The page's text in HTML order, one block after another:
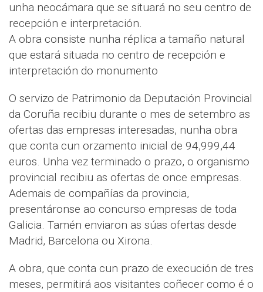
unha neocámara que se situará no seu centro de
recepción e interpretación.
A obra consiste nunha réplica a tamaño natural
que estará situada no centro de recepción e
interpretación do monumento
O servizo de Patrimonio da Deputación Provincial
da Coruña recibiu durante o mes de setembro as
ofertas das empresas interesadas, nunha obra
que conta cun orzamento inicial de 94,999,44
euros. Unha vez terminado o prazo, o organismo
provincial recibiu as ofertas de once empresas.
Ademais de compañías da provincia,
presentáronse ao concurso empresas de toda
Galicia. Tamén enviaron as súas ofertas desde
Madrid, Barcelona ou Xirona.
A obra, que conta cun prazo de execución de tres
meses, permitirá aos visitantes coñecer como é o